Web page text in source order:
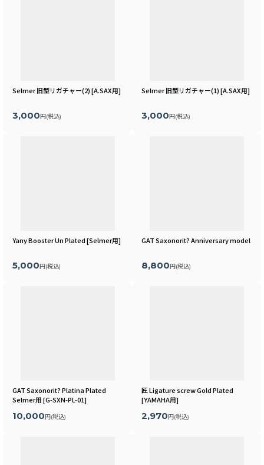
Selmer 旧型リガチャー(2)[A.SAX用]
3,000円(税込)
Selmer 旧型リガチャー(1)[A.SAX用]
3,000円(税込)
Yany Booster Un Plated[Selmer用]
5,000円(税込)
GAT Saxonorit? Anniversary model
8,800円(税込)
GAT Saxonorit? Platina Plated
Selmer用[G-SXN-PL-01]
10,000円(税込)
匠 Ligature screw Gold Plated
[YAMAHA用]
2,970円(税込)